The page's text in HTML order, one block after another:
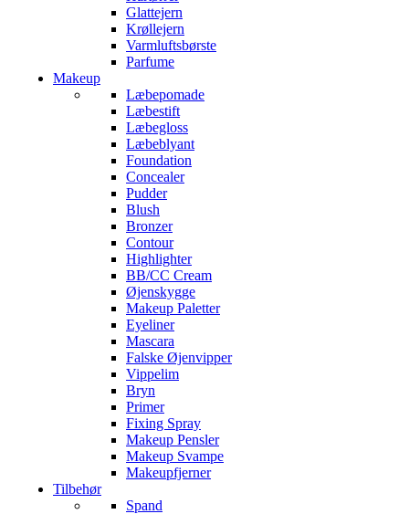
Glattejern
Krøllejern
Varmluftsbørste
Parfume
Makeup
Læbepomade
Læbestift
Læbegloss
Læbeblyant
Foundation
Concealer
Pudder
Blush
Bronzer
Contour
Highlighter
BB/CC Cream
Øjenskygge
Makeup Paletter
Eyeliner
Mascara
Falske Øjenvipper
Vippelim
Bryn
Primer
Fixing Spray
Makeup Pensler
Makeup Svampe
Makeupfjerner
Tilbehør
Spand